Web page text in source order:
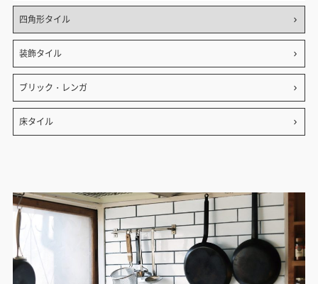
四角形タイル
装飾タイル
ブリック・レンガ
床タイル